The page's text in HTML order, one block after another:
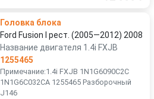
Головка блока
Ford Fusion I рест. (2005—2012) 2008
Название двигателя 1.4i FXJB
1255465
Примечание:1.4i FXJB 1N1G6090C2C
1N1G6C032CA 1255465 Разборочный
J146